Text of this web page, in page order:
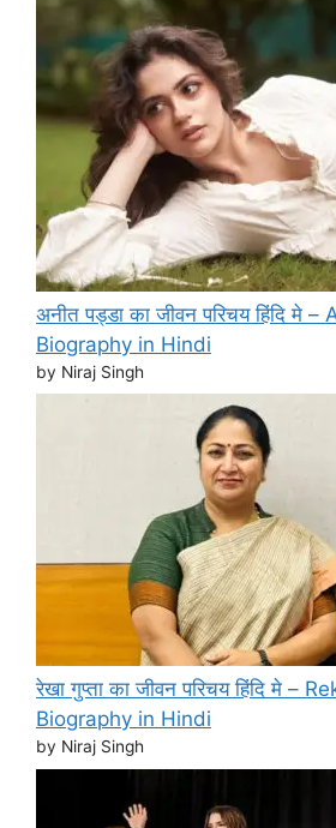
अनीत पड्डा का जीवन परिचय हिंदि मे
Biography in Hindi
by Niraj Singh
रेखा गुप्ता का जीवन परिचय हिंदि मे –
Biography in Hindi
by Niraj Singh